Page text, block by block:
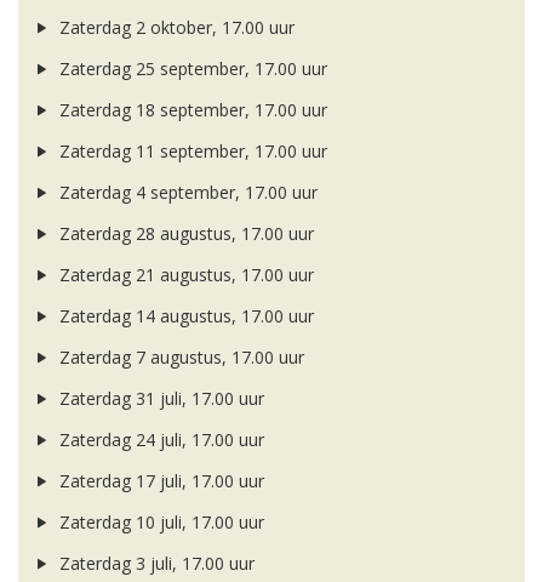
Zaterdag 2 oktober, 17.00 uur
Zaterdag 25 september, 17.00 uur
Zaterdag 18 september, 17.00 uur
Zaterdag 11 september, 17.00 uur
Zaterdag 4 september, 17.00 uur
Zaterdag 28 augustus, 17.00 uur
Zaterdag 21 augustus, 17.00 uur
Zaterdag 14 augustus, 17.00 uur
Zaterdag 7 augustus, 17.00 uur
Zaterdag 31 juli, 17.00 uur
Zaterdag 24 juli, 17.00 uur
Zaterdag 17 juli, 17.00 uur
Zaterdag 10 juli, 17.00 uur
Zaterdag 3 juli, 17.00 uur